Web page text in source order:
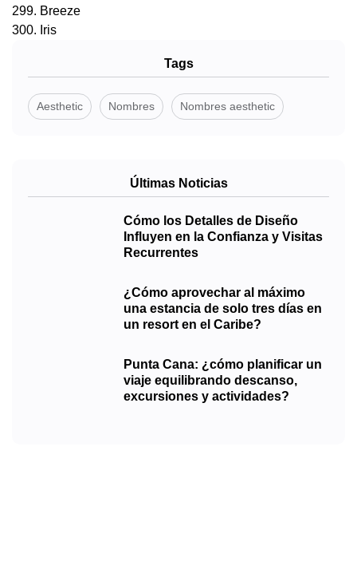
299. Breeze
300. Iris
Tags
Aesthetic Nombres Nombres aesthetic
Últimas Noticias
Cómo los Detalles de Diseño
Influyen en la Confianza y Visitas
Recurrentes
¿Cómo aprovechar al máximo
una estancia de solo tres días en
un resort en el Caribe?
Punta Cana: ¿cómo planificar un
viaje equilibrando descanso,
excursiones y actividades?